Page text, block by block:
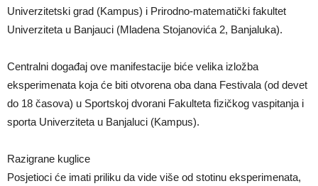
Univerzitetski grad (Kampus) i Prirodno-matematički fakultet
Univerziteta u Banjauci (Mladena Stojanovića 2, Banjaluka).
Centralni događaj ove manifestacije biće velika izložba
eksperimenata koja će biti otvorena oba dana Festivala (od devet
do 18 časova) u Sportskoj dvorani Fakulteta fizičkog vaspitanja i
sporta Univerziteta u Banjaluci (Kampus).
Razigrane kuglice
Posjetioci će imati priliku da vide više od stotinu eksperimenata,